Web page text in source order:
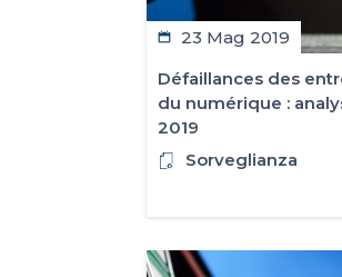
23 Mag 2019
Défaillances des
du numérique :
2019
Sorveglianza